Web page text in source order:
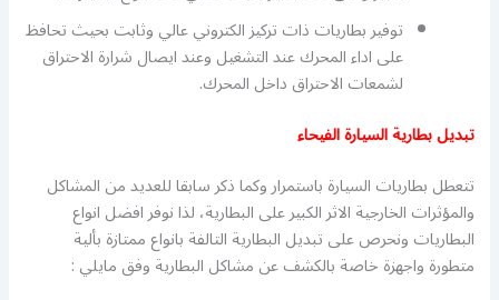
توفير بطاريات ذات تركيز الكتروني عالي وثابت بحيث تحافظ
على اداء المحرك عند التشغيل وعند ايصال شرارة الاحتراق
لشمعات الاحتراق داخل المحرك.
تبديل بطارية السيارة الفيحاء
تتعطل بطاريات السيارة باستمرار وكما ذكر سابقا للعديد من المشاكل
والمؤثرات الخارجية الاثر الكبير على البطارية، لذا نوفر افضل انواع
البطاريات ونحرص على تبديل البطارية التالفة بانواع ممتازة بألية
متطورة واجهزة خاصة بالكشف عن مشاكل البطارية وفق مايلي :